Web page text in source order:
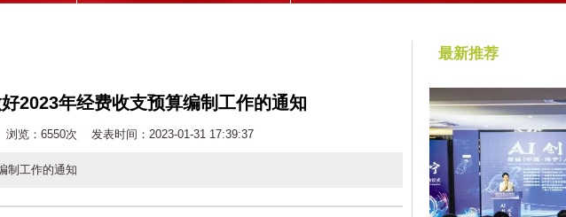
2023年经费收支预算编制工作的通知
览： 6550次 发表时间：2023-01-31 17:39:37
制工作的通知
最新推荐